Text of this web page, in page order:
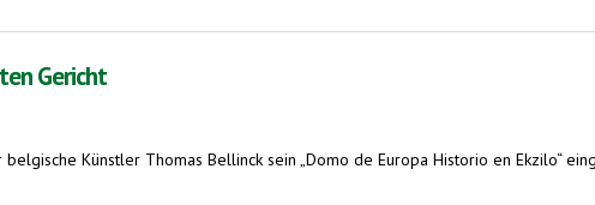
Gericht
Künstler Thomas Bellinck sein „Domo de Europa Historio en Ekzilo“